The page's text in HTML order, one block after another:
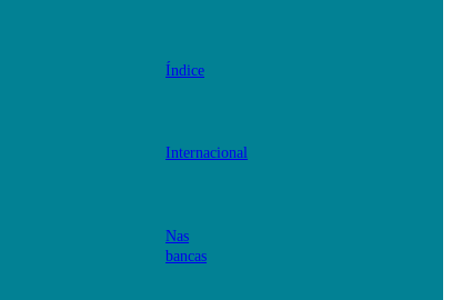
Índice
Internacional
Nas
bancas